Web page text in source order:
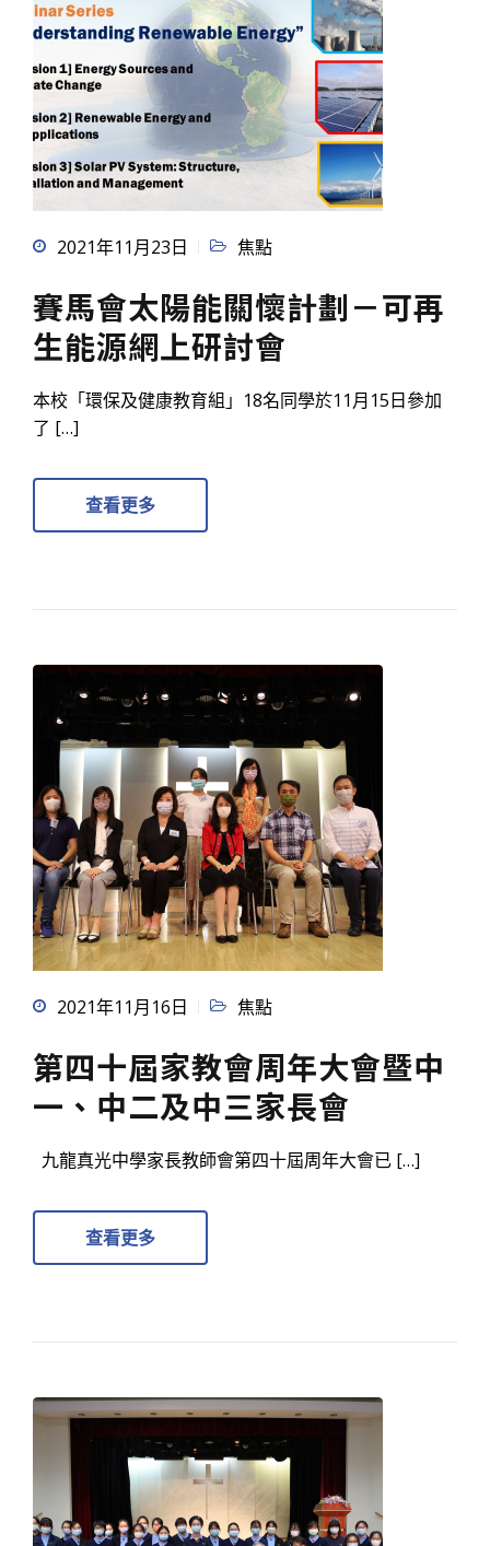
2021年11月23日 焦點
賽馬會太陽能關懷計劃－可再
生能源網上研討會
本校「環保及健康教育組」18名同學於11月15日參加
了 […]
查看更多
2021年11月16日 焦點
第四十屆家教會周年大會暨中
一、中二及中三家長會
九龍真光中學家長教師會第四十屆周年大會已 […]
查看更多